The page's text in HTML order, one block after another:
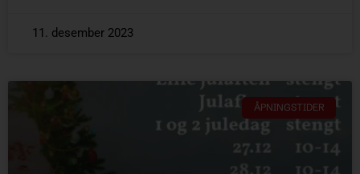
11. desember 2023
ÅPNINGSTIDER